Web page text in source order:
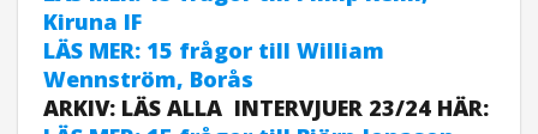
Kiruna IF
LÄS MER: 15 frågor till William
Wennström, Borås
ARKIV: LÄS ALLA INTERVJUER 23/24 HÄR: